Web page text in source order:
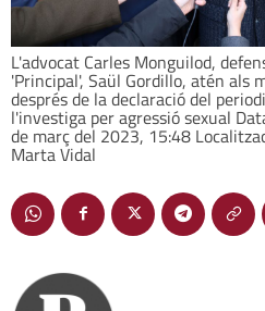
L'advocat Carles Monguilod,
'Principal', Saül Gordillo, atén als
després de la declaració del
l'investiga per agressió sexual
de març del 2023, 15:48
Marta Vidal